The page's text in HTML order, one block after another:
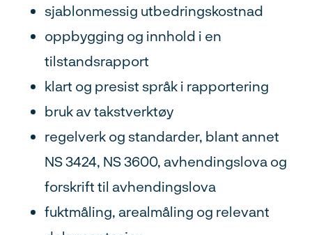
sjablonmessig utbedringskostnad
oppbygging og innhold i en
tilstandsrapport
klart og presist språk i rapportering
bruk av takstverktøy
regelverk og standarder, blant annet
NS 3424, NS 3600, avhendingslova og
forskrift til avhendingslova
fuktmåling, arealmåling og relevant